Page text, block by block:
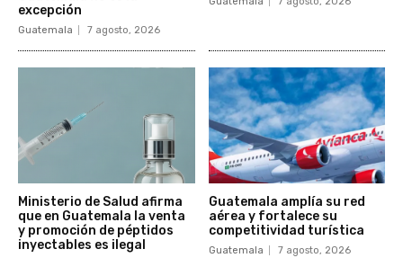
excepción
Guatemala 7 agosto, 2026
Ministerio de Salud afirma
que en Guatemala la venta
y promoción de péptidos
inyectables es ilegal
Guatemala amplía su red
aérea y fortalece su
competitividad turística
Guatemala 7 agosto, 2026